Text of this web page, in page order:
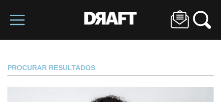
PROCURAR RESULTADOS